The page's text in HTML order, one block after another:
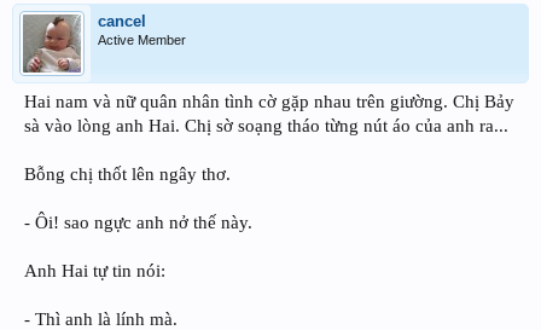
cancel
Active Member
Hai nam và nữ quân nhân tình cờ gặp nhau trên giường. Chị Bảy
sà vào lòng anh Hai. Chị sờ soạng tháo từng nút áo của anh ra...
Bỗng chị thốt lên ngây thơ.
- Ôi! sao ngực anh nở thế này.
Anh Hai tự tin nói:
- Thì anh là lính mà.